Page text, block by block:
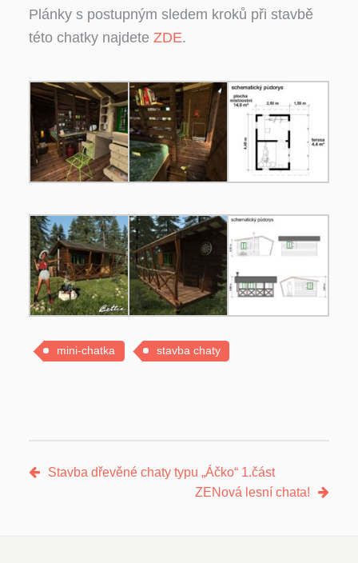
Plánky s postupným sledem kroků při stavbě
této chatky najdete ZDE.
mini-chatka stavba chaty
Stavba dřevěné chaty typu „Áčko“ 1.část
ZENová lesní chata!